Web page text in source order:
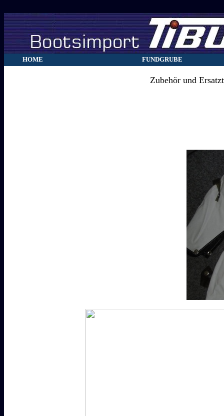
HOME FUNDGRUBE
Zubehör und